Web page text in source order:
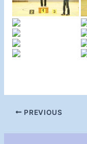
Post
PREVIOUS